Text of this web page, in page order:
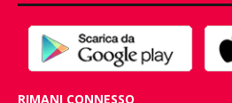
RIMANI CONNESSO